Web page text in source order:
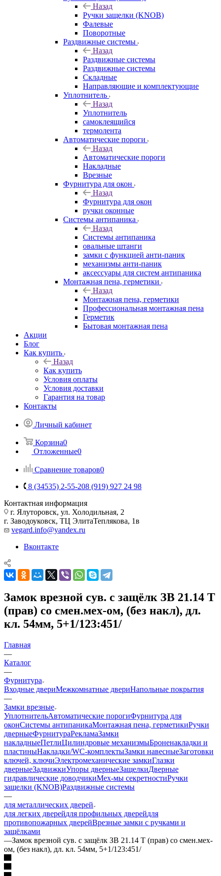
Назад
Ручки защелки (KNOB)
Фалевые
Поворотные
Раздвижные системы
Назад
Раздвижные системы
Раздвижные системы
Складные
Направляющие и комплектующие
Уплотнитель
Назад
Уплотнитель
самоклеящийся
термолента
Автоматические пороги
Назад
Автоматические пороги
Накладные
Врезные
Фурнитура для окон
Назад
Фурнитура для окон
ручки оконные
Системы антипаника
Назад
Системы антипаника
овальные штанги
замки с функцией анти-паник
механизмы анти-паник
аксессуары для систем антипаника
Монтажная пена, герметики
Назад
Монтажная пена, герметики
Профессиональная монтажная пена
Герметик
Бытовая монтажная пена
Акции
Блог
Как купить
Назад
Как купить
Условия оплаты
Условия доставки
Гарантия на товар
Контакты
Личный кабинет
Корзина0
Отложенные0
Сравнение товаров0
8 (34535) 2-55-208 (919) 927 24 98
Контактная информация
г. Ялуторовск, ул. Холодильная, 2
г. Заводоуковск, ​ТЦ Элита​Теплякова, 1в
vegard.info@yandex.ru
Вконтакте
Замок врезной сув. с защёлк ЗВ 21.14 Т
(прав) со смен.мех-ом, (без накл), дл.
кл. 54мм, 5+1/123:451/
Главная
—
Каталог
—
Фурнитура
Входные двериМежкомнатные двериНапольные покрытия
—
Замки врезные
УплотнительАвтоматические порогиФурнитура для
оконСистемы антипаникаМонтажная пена, герметикиРучки
дверныеФурнитураРекламаЗамки
накладныеПетлиЦилиндровые механизмыБроненакладки и
пластиныНакладки/WC-комплектыЗамки навесныеЗаготовки
ключей, ключиЭлектромеханические замкиГлазки
дверныеЗадвижкиУпоры дверныеЗащелкиДверные
гидравлические доводчикиМех-мы секретностиРучки
защелки (KNOB)Раздвижные системы
—
для металлических дверей
для легких дверейдля профильных дверейдля
противопожарных дверейВрезные замки с ручками и
защёлками
—Замок врезной сув. с защёлк ЗВ 21.14 Т (прав) со смен.мех-
ом, (без накл), дл. кл. 54мм, 5+1/123:451/